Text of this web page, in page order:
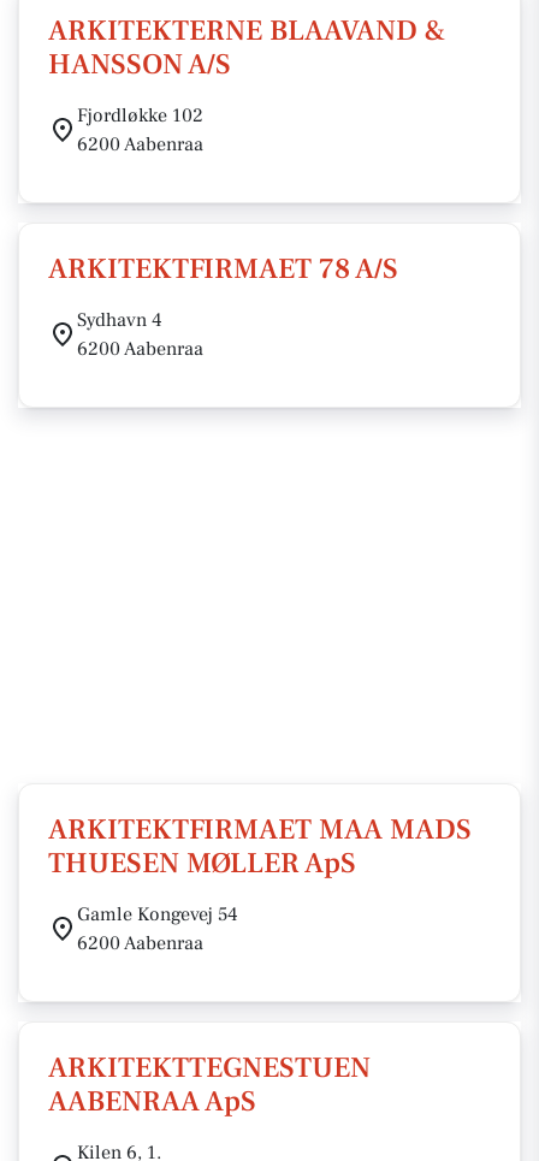
ARKITEKTERNE BLAAVAND &
HANSSON A/S
Fjordløkke 102
6200 Aabenraa
ARKITEKTFIRMAET 78 A/S
Sydhavn 4
6200 Aabenraa
ARKITEKTFIRMAET MAA MADS
THUESEN MØLLER ApS
Gamle Kongevej 54
6200 Aabenraa
ARKITEKTTEGNESTUEN
AABENRAA ApS
Kilen 6, 1.